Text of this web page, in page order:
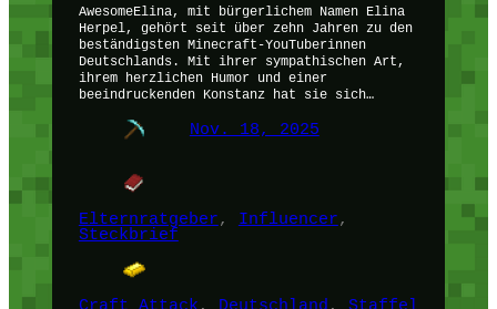
AwesomeElina, mit bürgerlichem Namen Elina
Herpel, gehört seit über zehn Jahren zu den
beständigsten Minecraft-YouTuberinnen
Deutschlands. Mit ihrer sympathischen Art,
ihrem herzlichen Humor und einer
beeindruckenden Konstanz hat sie sich…
Nov. 18, 2025
Elternratgeber, Influencer
Steckbrief
Craft Attack , Deutschland , Staffel